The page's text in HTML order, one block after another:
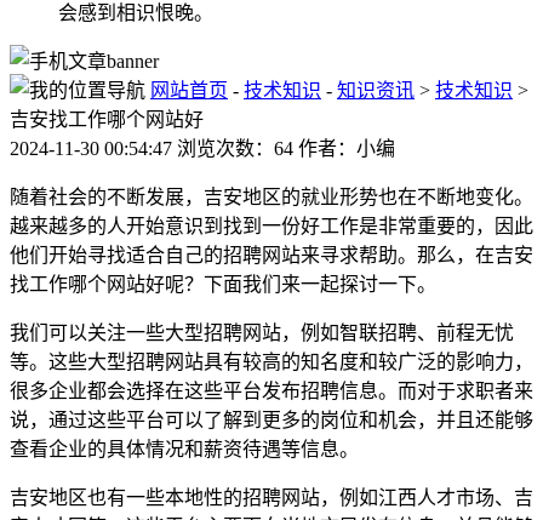
会感到相识恨晚。
网站首页 - 技术知识 - 知识资讯 > 技术知识 >
吉安找工作哪个网站好
2024-11-30 00:54:47 浏览次数：64 作者：小编
随着社会的不断发展，吉安地区的就业形势也在不断地变化。
越来越多的人开始意识到找到一份好工作是非常重要的，因此
他们开始寻找适合自己的招聘网站来寻求帮助。那么，在吉安
找工作哪个网站好呢？下面我们来一起探讨一下。
我们可以关注一些大型招聘网站，例如智联招聘、前程无忧
等。这些大型招聘网站具有较高的知名度和较广泛的影响力，
很多企业都会选择在这些平台发布招聘信息。而对于求职者来
说，通过这些平台可以了解到更多的岗位和机会，并且还能够
查看企业的具体情况和薪资待遇等信息。
吉安地区也有一些本地性的招聘网站，例如江西人才市场、吉